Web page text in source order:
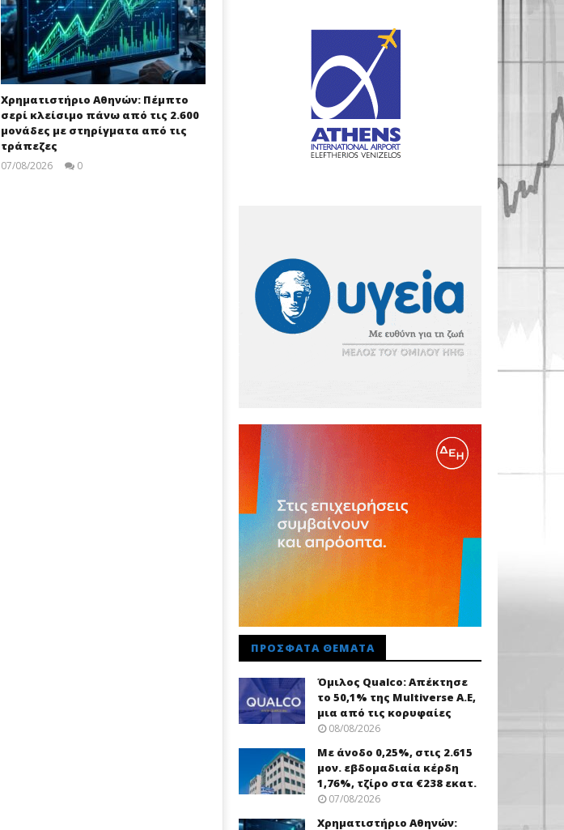
Χρηματιστήριο Αθηνών: Πέμπτο
σερί κλείσιμο πάνω από τις 2.600
μονάδες με στηρίγματα από τις
τράπεζες
07/08/2026
0
ΠΡΌΣΦΑΤΑ ΘΈΜΑΤΑ
Όμιλος Qualco: Απέκτησε
το 50,1% της Multiverse A.E,
μια από τις κορυφαίες
08/08/2026
Με άνοδο 0,25%, στις 2.615
μον. εβδομαδιαία κέρδη
1,76%, τζίρο στα €238 εκατ.
07/08/2026
Χρηματιστήριο Αθηνών: